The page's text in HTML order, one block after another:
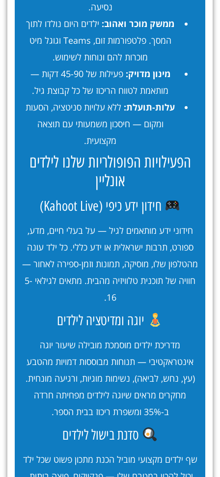
נסיעה.
ממשק מוכר ואהוב: ילדים היום נולדו לתוך
המסך. פלטפורמות זום, Teams וגוגל מיט
מוכרות להם ונוחות לשימוש.
מינון מדויק:
פעילות של 45-90 דקות —
מותאמת לטווח הריכוז של כל קבוצת גיל.
עלות-תועלת: ללא עלויות סניטציה, הסעות
ומקום — חיסכון משמעותי עם תוצאה
מקצועית.
הפעילויות הפופולריות שלנו לילדים
אונליין
חידון ידע כיפי (Kahoot Live)
חידוני ידע מותאמים לגיל — על בעלי חיים, מדע,
ספורט, תרבות ישראלית או ידע כללי. כל ילד עונה
מהטלפון שלו, מוסיקה, תמונות וזמן-ספירה לאחור —
חוויה של תוכנית טלוויזיה מהבית. מתאים לגילאי 5-
16.
יוגה ומדיטציה לילדים
מדריכת ילדים מוסמכת מובילה שיעור יוגה
אינטראקטיבי — תנוחות מבוססות דמויות מהטבע
(עץ, נחש, לביאה), נשימות מוגיות, ורגיעה מונחית.
מחקרים מראים שיוגה לילדים מפחיתה חרדה
ב-35% ומשפרת ריכוז בבית הספר.
סדנת בישול לילדים
שף ילדים מקצועי מוביל הכנת מתכון פשוט שכל ילד